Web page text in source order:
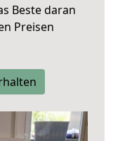
Beste daran
Preisen